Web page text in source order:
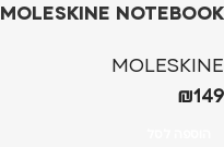
MOLESKINE NOTEBOOK
MOLESKINE
₪149